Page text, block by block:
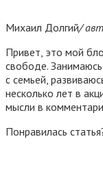
Михаил Долгий/
Привет, это мой
свободе.
с семьей,
несколько лет в
мысли в
Понравилась